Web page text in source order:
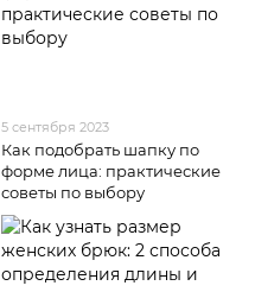
5 сентября 2023
Как подобрать шапку по
форме лица: практические
советы по выбору